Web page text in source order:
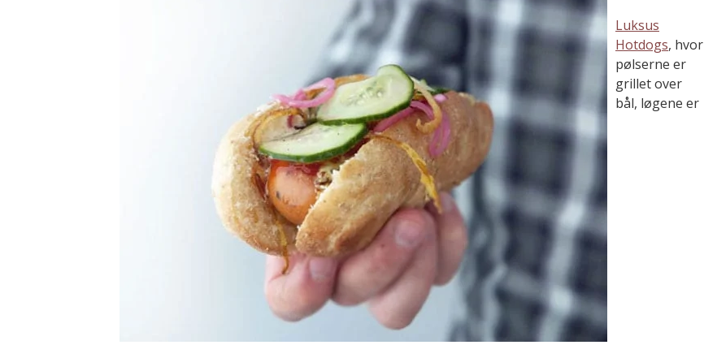
Luksus
Hotdogs, hvor
pølserne er
grillet over
bål, løgene er